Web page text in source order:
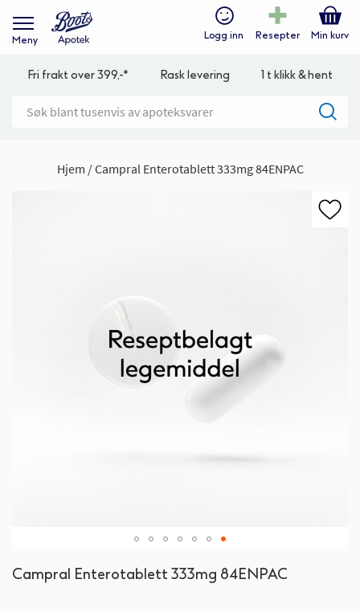
Meny Logg inn Resepter Min kurv
Fri frakt over 399,-* Rask levering 1 t klikk & hent
Hjem Campral Enterotablett 333mg 84ENPAC
Campral Enterotablett 333mg 84ENPAC
til